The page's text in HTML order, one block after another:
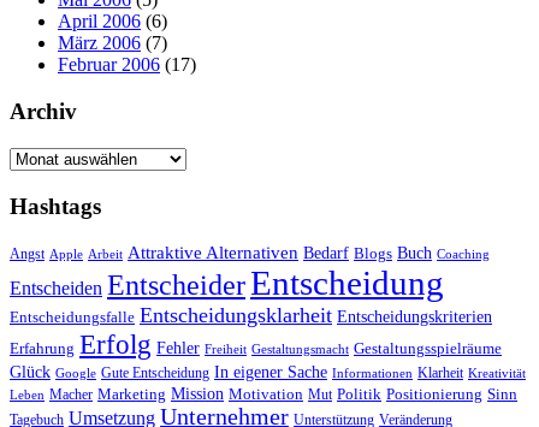
April 2006 (6)
März 2006 (7)
Februar 2006 (17)
Archiv
Archiv
Hashtags
Angst Apple Arbeit Attraktive Alternativen Bedarf Blogs Buch Coaching
Entscheiden EntscheiderEntscheidung
Entscheidungsfalle Entscheidungsklarheit Entscheidungskriterien
Erfahrung Erfolg Fehler Freiheit Gestaltungsmacht Gestaltungsspielräume
Glück Google Gute Entscheidung In eigener Sache Informationen Klarheit Kreativität
Leben Macher Marketing Mission Motivation Mut Politik Positionierung Sinn
Tagebuch Umsetzung Unternehmer Unterstützung Veränderung